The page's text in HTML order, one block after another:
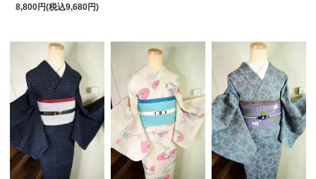
8,800円(税込9,680円)